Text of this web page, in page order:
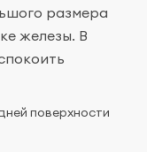
размера
железы. В
поверхности